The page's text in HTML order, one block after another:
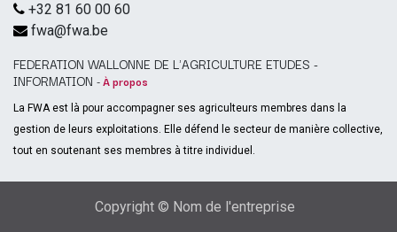
+32 81 60 00 60
fwa@fwa.be
FEDERATION WALLONNE DE L'AGRICULTURE ETUDES -
INFORMATION -À propos
La FWA est là pour accompagner ses agriculteurs membres dans la
gestion de leurs exploitations. Elle défend le secteur de manière collective,
tout en soutenant ses membres à titre individuel.
Copyright © Nom de l'entreprise